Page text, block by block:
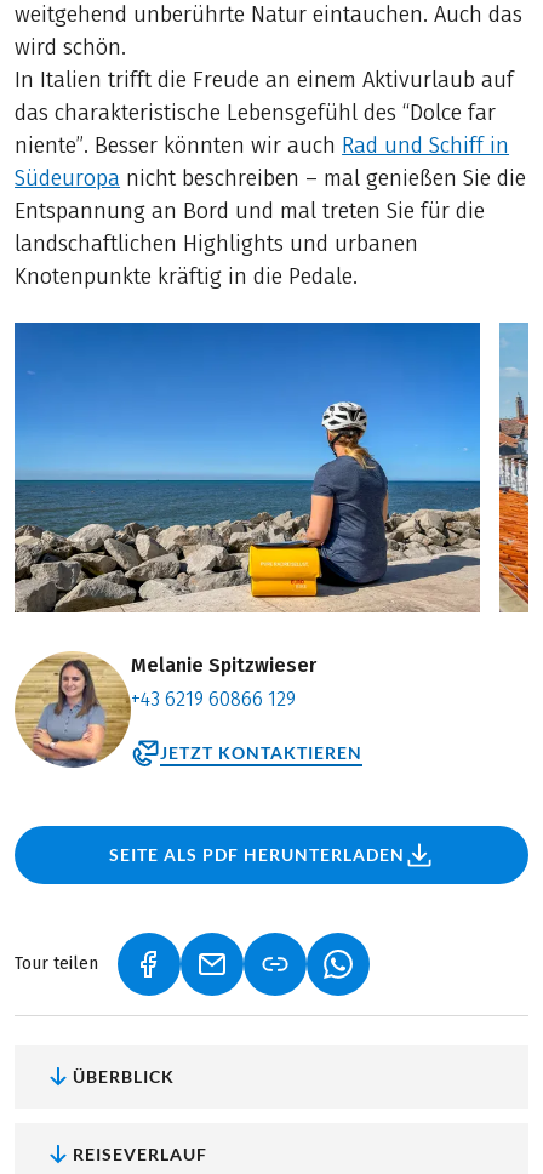
weitgehend unberührte Natur eintauchen. Auch das
wird schön.
In Italien trifft die Freude an einem Aktivurlaub auf
das charakteristische Lebensgefühl des “Dolce far
niente”. Besser könnten wir auch Rad und Schiff in
Südeuropa nicht beschreiben – mal genießen Sie die
Entspannung an Bord und mal treten Sie für die
landschaftlichen Highlights und urbanen
Knotenpunkte kräftig in die Pedale.
Melanie Spitzwieser
+43 6219 60866 129
JETZT KONTAKTIEREN
SEITE ALS PDF HERUNTERLADEN
Tour teilen (LINK ÖFFNET IN NEUEM TAB)
(LINK ÖFFNET IN NEUEM TAB)
(LINK ÖFFNET IN
ÜBERBLICK
REISEVERLAUF